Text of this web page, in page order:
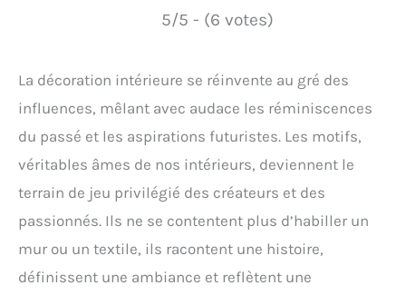
5/5 - (6 votes)
La décoration intérieure se réinvente au gré des
influences, mêlant avec audace les réminiscences
du passé et les aspirations futuristes. Les motifs,
véritables âmes de nos intérieurs, deviennent le
terrain de jeu privilégié des créateurs et des
passionnés. Ils ne se contentent plus d’habiller un
mur ou un textile, ils racontent une histoire,
définissent une ambiance et reflètent une